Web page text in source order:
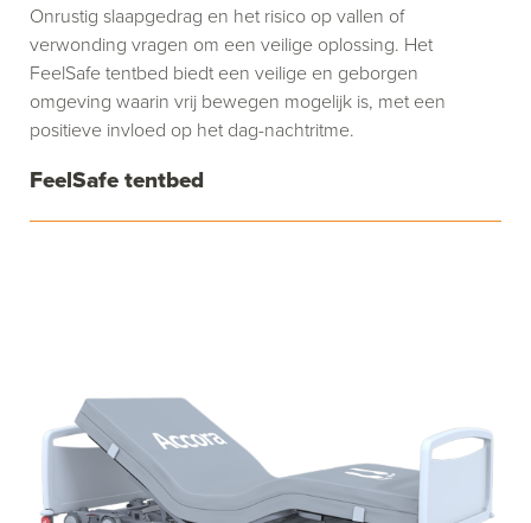
FeelSafe tentbed
Onrustig slaapgedrag en het risico op vallen of
verwonding vragen om een veilige oplossing. Het
FeelSafe tentbed biedt een veilige en geborgen
omgeving waarin vrij bewegen mogelijk is, met een
positieve invloed op het dag-nachtritme.